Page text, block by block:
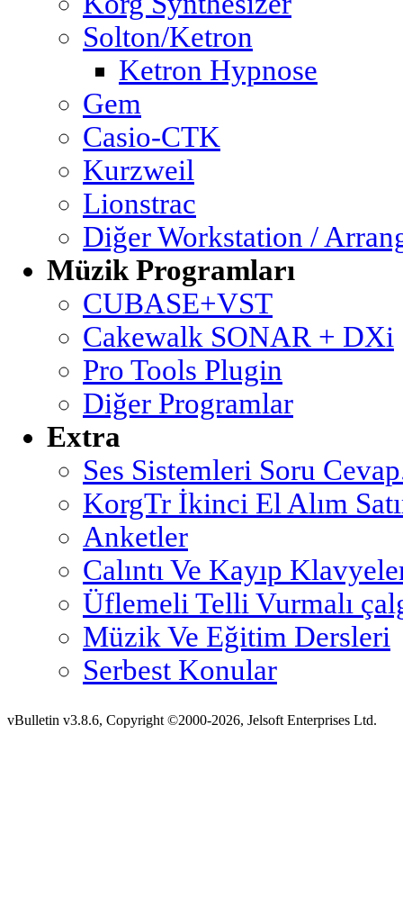
Solton/Ketron
Ketron Hypnose
Gem
Casio-CTK
Kurzweil
Lionstrac
Diğer Workstation /
Müzik Programları
CUBASE+VST
Cakewalk SONAR + DXi
Pro Tools Plugin
Diğer Programlar
Extra
Ses Sistemleri Soru
KorgTr İkinci El Alım
Anketler
Calıntı Ve Kayıp
Üflemeli Telli Vurmalı
Müzik Ve Eğitim Dersleri
Serbest Konular
vBulletin v3.8.6, Copyright ©2000-2026, Jelsoft Enterprises Ltd.